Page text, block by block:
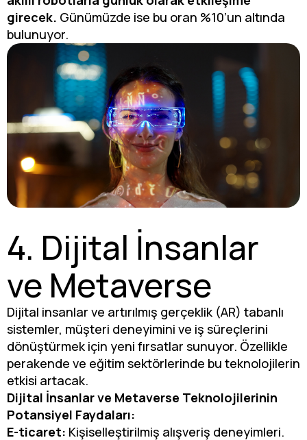
girecek. Günümüzde ise bu oran %10’un altında
bulunuyor.
4. Dijital İnsanlar
ve Metaverse
Dijital insanlar ve artırılmış gerçeklik (AR) tabanlı
sistemler, müşteri deneyimini ve iş süreçlerini
dönüştürmek için yeni fırsatlar sunuyor. Özellikle
perakende ve eğitim sektörlerinde bu teknolojilerin
etkisi artacak.
Dijital İnsanlar ve Metaverse Teknolojilerinin
Potansiyel Faydaları:
E-ticaret: Kişiselleştirilmiş alışveriş deneyimleri.